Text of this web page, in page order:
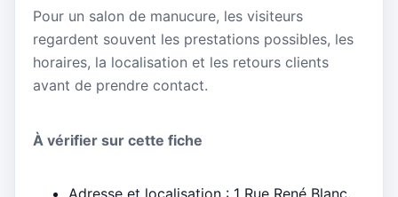
Pour un salon de manucure, les visiteurs
regardent souvent les prestations possibles, les
horaires, la localisation et les retours clients
avant de prendre contact.
À vérifier sur cette fiche
Adresse et localisation : 1 Rue René Blanc,